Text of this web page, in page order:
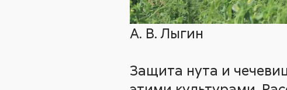
А. В. Лыгин
Защита нута и